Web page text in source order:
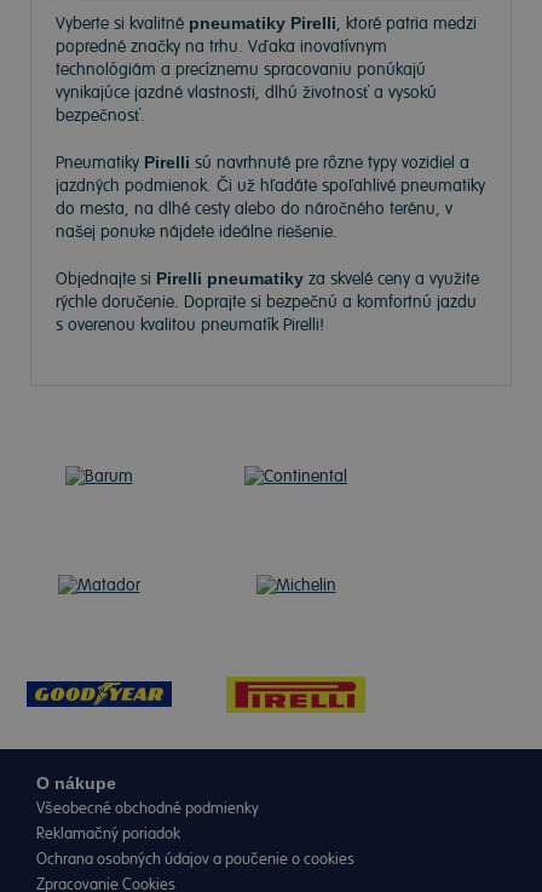
Vyberte si kvalitné pneumatiky Pirelli, ktoré patria medzi
popredné značky na trhu. Vďaka inovatívnym
technológiám a precíznemu spracovaniu ponúkajú
vynikajúce jazdné vlastnosti, dlhú životnosť a vysokú
bezpečnosť.
Pneumatiky Pirelli sú navrhnuté pre rôzne typy vozidiel a
jazdných podmienok. Či už hľadáte spoľahlivé pneumatiky
do mesta, na dlhé cesty alebo do náročného terénu, v
našej ponuke nájdete ideálne riešenie.
Objednajte si Pirelli pneumatiky za skvelé ceny a využite
rýchle doručenie. Doprajte si bezpečnú a komfortnú jazdu
s overenou kvalitou pneumatík Pirelli!
O nákupe
Všeobecné obchodné podmienky
Reklamačný poriadok
Ochrana osobných údajov a poučenie o cookies
Zpracovanie Cookies